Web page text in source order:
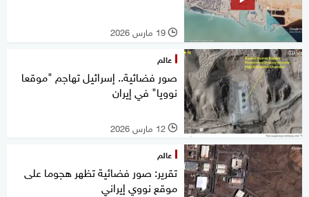
l 19 مارس 2026
عالم
صور فضائية.. إسرائيل تهاجم "موقعا
نوويا" في إيران
l 12 مارس 2026
عالم
تقرير: صور فضائية تظهر هجوما على
موقع نووي إيراني